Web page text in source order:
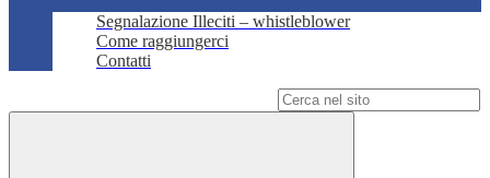
Segnalazione Illeciti – whistleblower
Come raggiungerci
Contatti